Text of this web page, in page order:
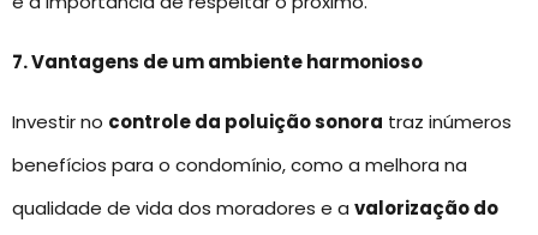
7. Vantagens de um ambiente harmonioso
Investir no controle da poluição sonora traz inúmeros
benefícios para o condomínio, como a melhora na
qualidade de vida dos moradores e a valorização do